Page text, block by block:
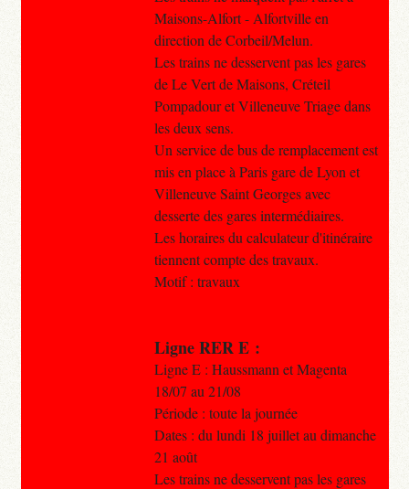
Maisons-Alfort - Alfortville en
direction de Corbeil/Melun.
Les trains ne desservent pas les gares
de Le Vert de Maisons, Créteil
Pompadour et Villeneuve Triage dans
les deux sens.
Un service de bus de remplacement est
mis en place à Paris gare de Lyon et
Villeneuve Saint Georges avec
desserte des gares intermédiaires.
Les horaires du calculateur d'itinéraire
tiennent compte des travaux.
Motif : travaux
Ligne RER E :
Ligne E : Haussmann et Magenta
18/07 au 21/08
Période : toute la journée
Dates : du lundi 18 juillet au dimanche
21 août
Les trains ne desservent pas les gares